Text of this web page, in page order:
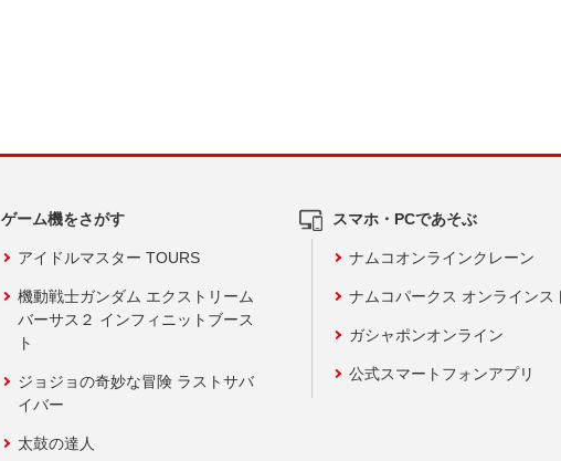
ゲーム機をさがす
アイドルマスター TOURS
機動戦士ガンダム エクストリーム
バーサス２ インフィニットブース
ト
ジョジョの奇妙な冒険 ラストサバ
イバー
太鼓の達人
スマホ・PCであそぶ
ナムコオンラインクレーン
ナムコパークス オンラインス
ガシャポンオンライン
公式スマートフォンアプリ